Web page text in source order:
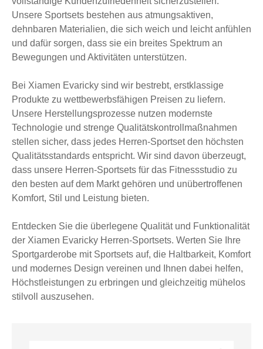
Unsere Sportsets bestehen aus atmungsaktiven,
dehnbaren Materialien, die sich weich und leicht anfühlen
und dafür sorgen, dass sie ein breites Spektrum an
Bewegungen und Aktivitäten unterstützen.
Bei Xiamen Evaricky sind wir bestrebt, erstklassige
Produkte zu wettbewerbsfähigen Preisen zu liefern.
Unsere Herstellungsprozesse nutzen modernste
Technologie und strenge Qualitätskontrollmaßnahmen
stellen sicher, dass jedes Herren-Sportset den höchsten
Qualitätsstandards entspricht. Wir sind davon überzeugt,
dass unsere Herren-Sportsets für das Fitnessstudio zu
den besten auf dem Markt gehören und unübertroffenen
Komfort, Stil und Leistung bieten.
Entdecken Sie die überlegene Qualität und Funktionalität
der Xiamen Evaricky Herren-Sportsets. Werten Sie Ihre
Sportgarderobe mit Sportsets auf, die Haltbarkeit, Komfort
und modernes Design vereinen und Ihnen dabei helfen,
Höchstleistungen zu erbringen und gleichzeitig mühelos
stilvoll auszusehen.